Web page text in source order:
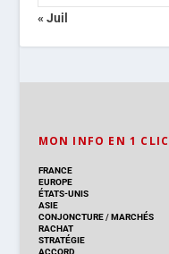
« Juil
MON INFO EN 1 CLIC
FRANCE
EUROPE
ÉTATS-UNIS
ASIE
CONJONCTURE/MARCHÉS
RACHAT
STRATÉGIE
ACCORD